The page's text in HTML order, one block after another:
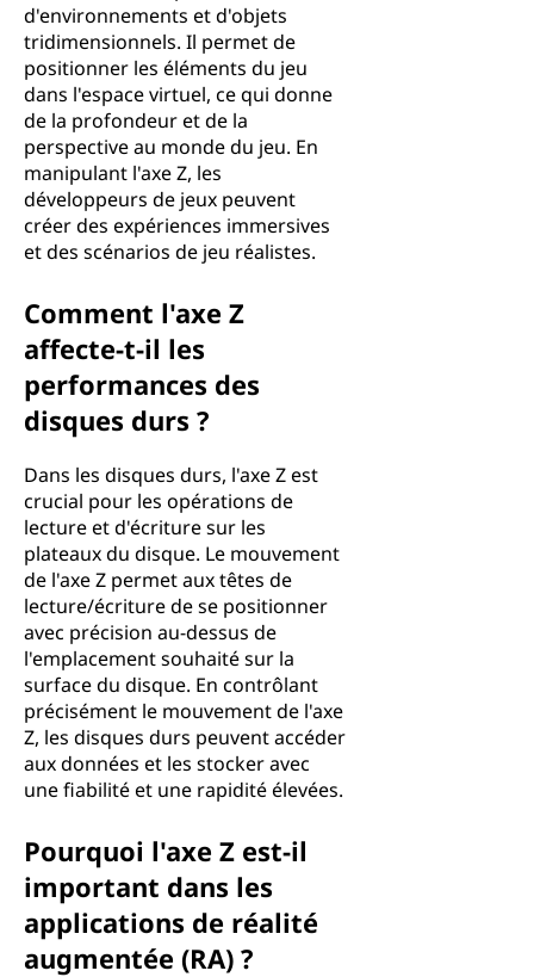
d'environnements et d'objets
tridimensionnels. Il permet de
positionner les éléments du jeu
dans l'espace virtuel, ce qui donne
de la profondeur et de la
perspective au monde du jeu. En
manipulant l'axe Z, les
développeurs de jeux peuvent
créer des expériences immersives
et des scénarios de jeu réalistes.
Comment l'axe Z
affecte-t-il les
performances des
disques durs ?
Dans les disques durs, l'axe Z est
crucial pour les opérations de
lecture et d'écriture sur les
plateaux du disque. Le mouvement
de l'axe Z permet aux têtes de
lecture/écriture de se positionner
avec précision au-dessus de
l'emplacement souhaité sur la
surface du disque. En contrôlant
précisément le mouvement de l'axe
Z, les disques durs peuvent accéder
aux données et les stocker avec
une fiabilité et une rapidité élevées.
Pourquoi l'axe Z est-il
important dans les
applications de réalité
augmentée (RA) ?